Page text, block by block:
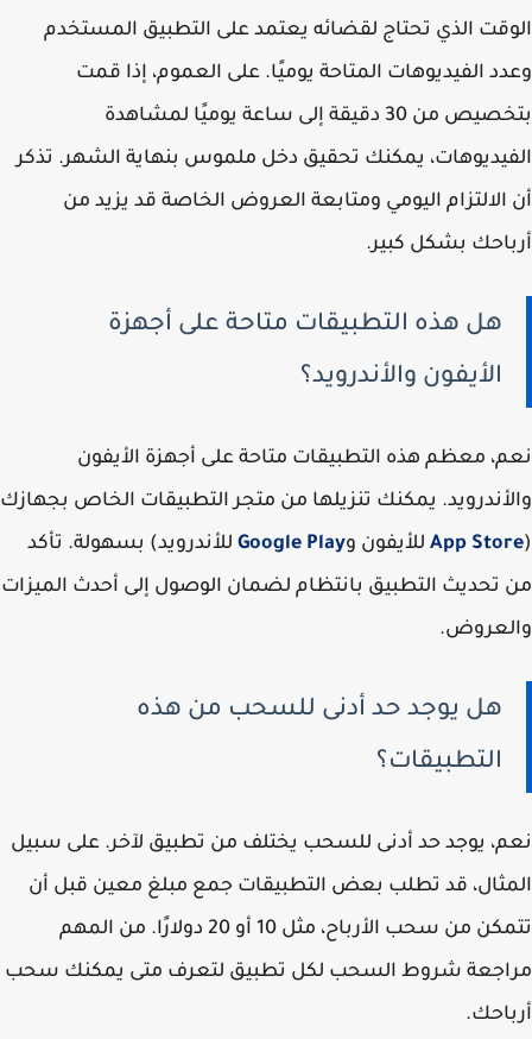
الوقت الذي تحتاج لقضائه يعتمد على التطبيق المستخدم
وعدد الفيديوهات المتاحة يوميًا. على العموم، إذا قمت
بتخصيص من 30 دقيقة إلى ساعة يوميًا لمشاهدة
الفيديوهات، يمكنك تحقيق دخل ملموس بنهاية الشهر. تذكر
أن الالتزام اليومي ومتابعة العروض الخاصة قد يزيد من
أرباحك بشكل كبير.
هل هذه التطبيقات متاحة على أجهزة
الأيفون والأندرويد؟
نعم، معظم هذه التطبيقات متاحة على أجهزة الأيفون
والأندرويد. يمكنك تنزيلها من متجر التطبيقات الخاص بجهازك
(
App Store للأيفون وGoogle Play للأندرويد) بسهولة. تأكد
من تحديث التطبيق بانتظام لضمان الوصول إلى أحدث الميزات
والعروض.
هل يوجد حد أدنى للسحب من هذه
التطبيقات؟
نعم، يوجد حد أدنى للسحب يختلف من تطبيق لآخر. على سبيل
المثال، قد تطلب بعض التطبيقات جمع مبلغ معين قبل أن
تتمكن من سحب الأرباح، مثل 10 أو 20 دولارًا. من المهم
مراجعة شروط السحب لكل تطبيق لتعرف متى يمكنك سحب
أرباحك.